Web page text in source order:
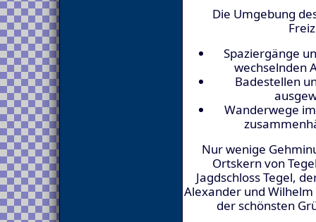
Die Umgebung
Spaziergänge
wechselnden
Badestellen
Wanderwege
Nur wenige
Ortskern von
Jagdschloss Tegel,
Alexander und
der schönsten